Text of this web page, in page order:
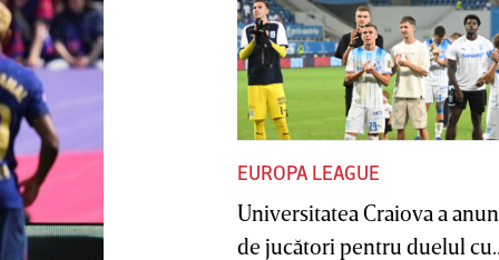
EUROPA LEAGUE
Universitatea Craiova a
de jucători pentru duelul